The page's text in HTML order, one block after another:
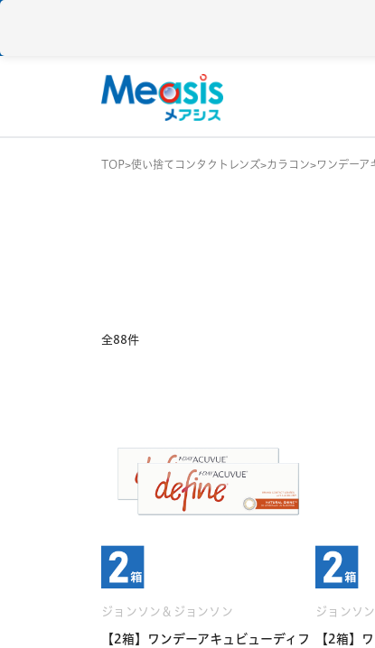
1DAY / 1日
TOP 使い捨てコンタクトレンズ カラコン ワンデーア
全88件
ジョンソン＆ジョンソン
【2箱】ワンデーアキュビューディフ
ジョンソ
【2箱】